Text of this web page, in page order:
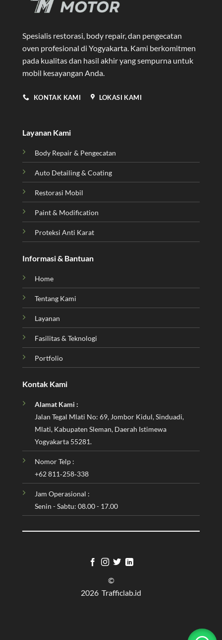
Spesialis restorasi, body repair, dan pengecatan
oven profesional di Yogyakarta . Kami berkomitmen
pada kualitas dan hasil akhir yang sempurna untuk
mobil kesayangan Anda.
KONTAK KAMI LOKASI KAMI
Layanan Kami
Body Repair & Pengecatan
Auto Detailing & Coating
Restorasi Mobil
Paint & Modification
Proteksi Anti Karat
Informasi & Bantuan
Home
Tentang Kami
Layanan
Fasilitas & Teknologi
Portfolio
Kontak Kami
Alamat Kami :
Jalan Tegal Mlati No: 69, Jombor Kidul, Sinduadi,
Mlati, Kabupaten Sleman, Daerah Istimewa
Yogyakarta 55281.
Nomor Telp :
‪+62 811‑258‑338‬
Jam Operasional :
Senin - Sabtu: 08.00 - 17.00
©
2026 Trafficlab.id